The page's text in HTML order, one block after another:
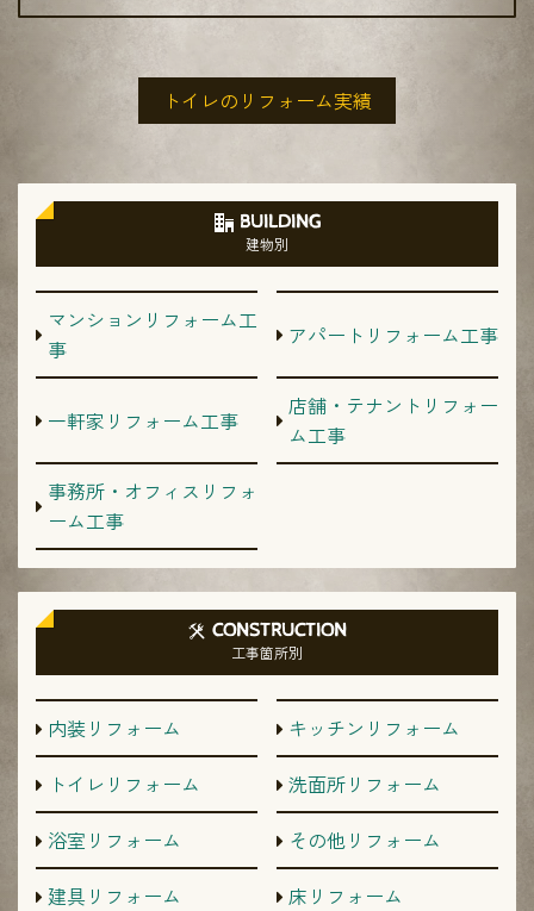
トイレのリフォーム実績
BUILDING
建物別
マンションリフォーム工
事
アパートリフォーム工事
一軒家リフォーム工事
店舗・テナントリフォー
ム工事
事務所・オフィスリフォ
ーム工事
CONSTRUCTION
工事箇所別
内装リフォーム
キッチンリフォーム
トイレリフォーム
洗面所リフォーム
浴室リフォーム
その他リフォーム
建具リフォーム
床リフォーム